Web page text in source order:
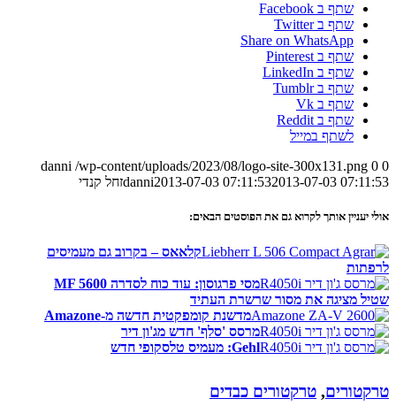
שתף ב Facebook
שתף ב Twitter
Share on WhatsApp
שתף ב Pinterest
שתף ב LinkedIn
שתף ב Tumblr
שתף ב Vk
שתף ב Reddit
לשתף במייל
0
0
danni /wp-content/uploads/2023/08/logo-site-300x131.png
danni2013-07-03 07:11:532013-07-03 07:11:53 זחל קנדי
אולי יעניין אותך לקרוא גם את הפוסטים הבאים:
קלאאס – בקרוב גם מעמיסים
לרפתות
מסי פרגוסון: עוד כוח לסדרה MF 5600
שטיל מציגה את מסור שרשרת העתיד
מדשנת קומפקטית חדשה מ-Amazone
מרסס 'סלף' חדש מג'ון דיר
Gehl: מעמיס טלסקופי חדש
טרקטורים, טרקטורים כבדים